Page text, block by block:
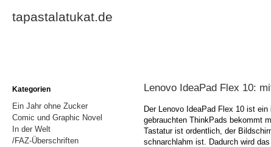
tapastalatukat.de
Lenovo IdeaPad Flex 10:
Der Lenovo IdeaPad Flex 10 ist
gebrauchten ThinkPads bekommt
Tastatur ist ordentlich, der
schnarchlahm ist. Dadurch wird
Kategorien
Ein Jahr ohne Zucker
Comic und Graphic Novel
In der Welt
/FAZ-Überschriften